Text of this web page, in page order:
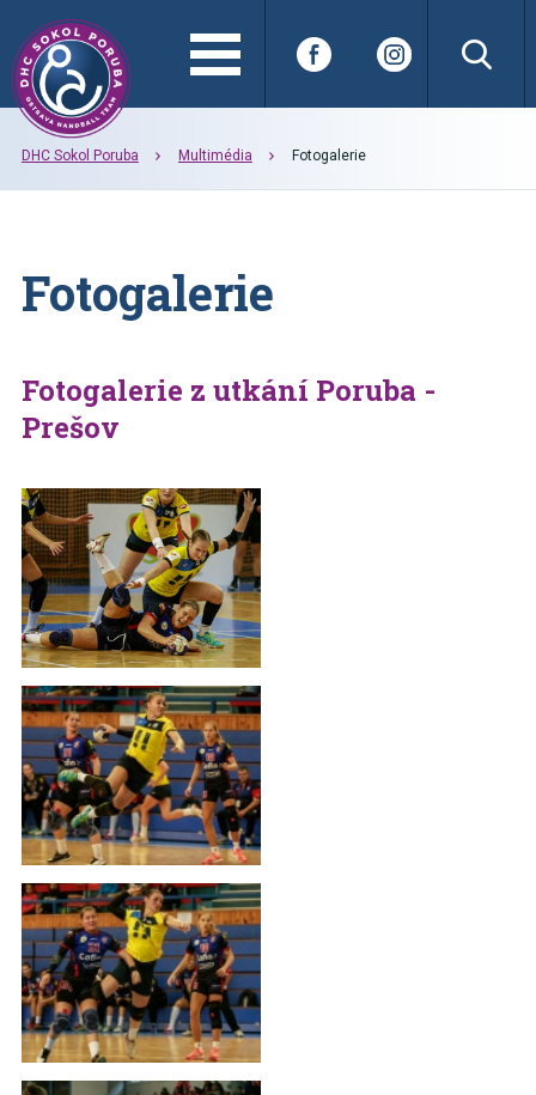
DHC Sokol Poruba Multimédia Fotogalerie
Fotogalerie
Fotogalerie z utkání Poruba -
Prešov